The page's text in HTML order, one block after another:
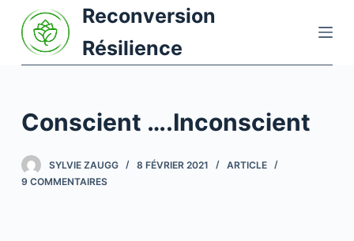
P
a
u
c
Reconversion
Résilience
Conscient ….Inconscient
SYLVIE ZAUGG 8 FÉVRIER 2021
ARTICLE
9 COMMENTAIRES